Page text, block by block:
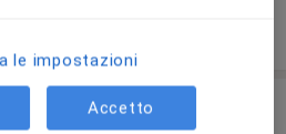
le impostazioni
Accetto